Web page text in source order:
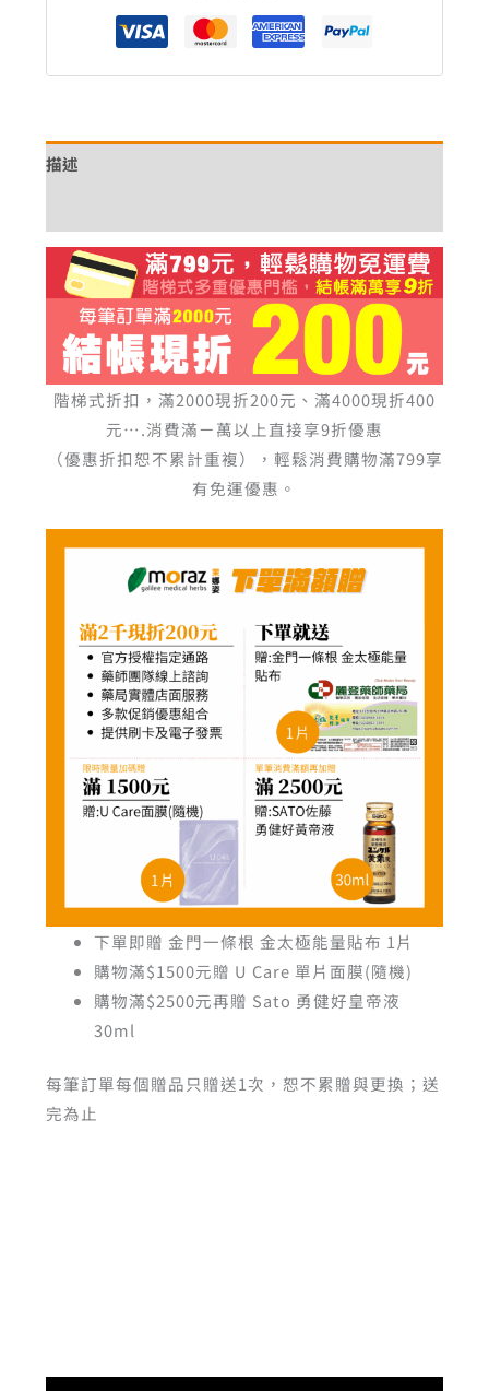
描述
階梯式折扣，滿2000現折200元、滿4000現折400
元….消費滿ㄧ萬以上直接享9折優惠
（優惠折扣恕不累計重複），輕鬆消費購物滿799享
有免運優惠。
下單即贈 金門一條根 金太極能量貼布 1片
購物滿$1500元贈 U Care 單片面膜(隨機)
購物滿$2500元再贈 Sato 勇健好皇帝液
30ml
每筆訂單每個贈品只贈送1次，恕不累贈與更換；送
完為止